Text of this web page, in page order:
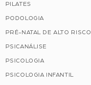
PILATES
PODOLOGIA
PRÉ-NATAL DE ALTO RISCO
PSICANÁLISE
PSICOLOGIA
PSICOLOGIA INFANTIL